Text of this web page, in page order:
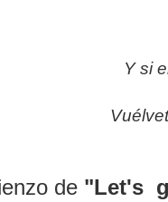
Y si
de "Let's